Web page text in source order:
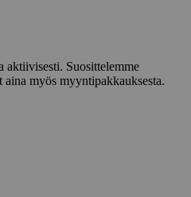
aktiivisesti. Suosittelemme
aina myös myyntipakkauksesta.